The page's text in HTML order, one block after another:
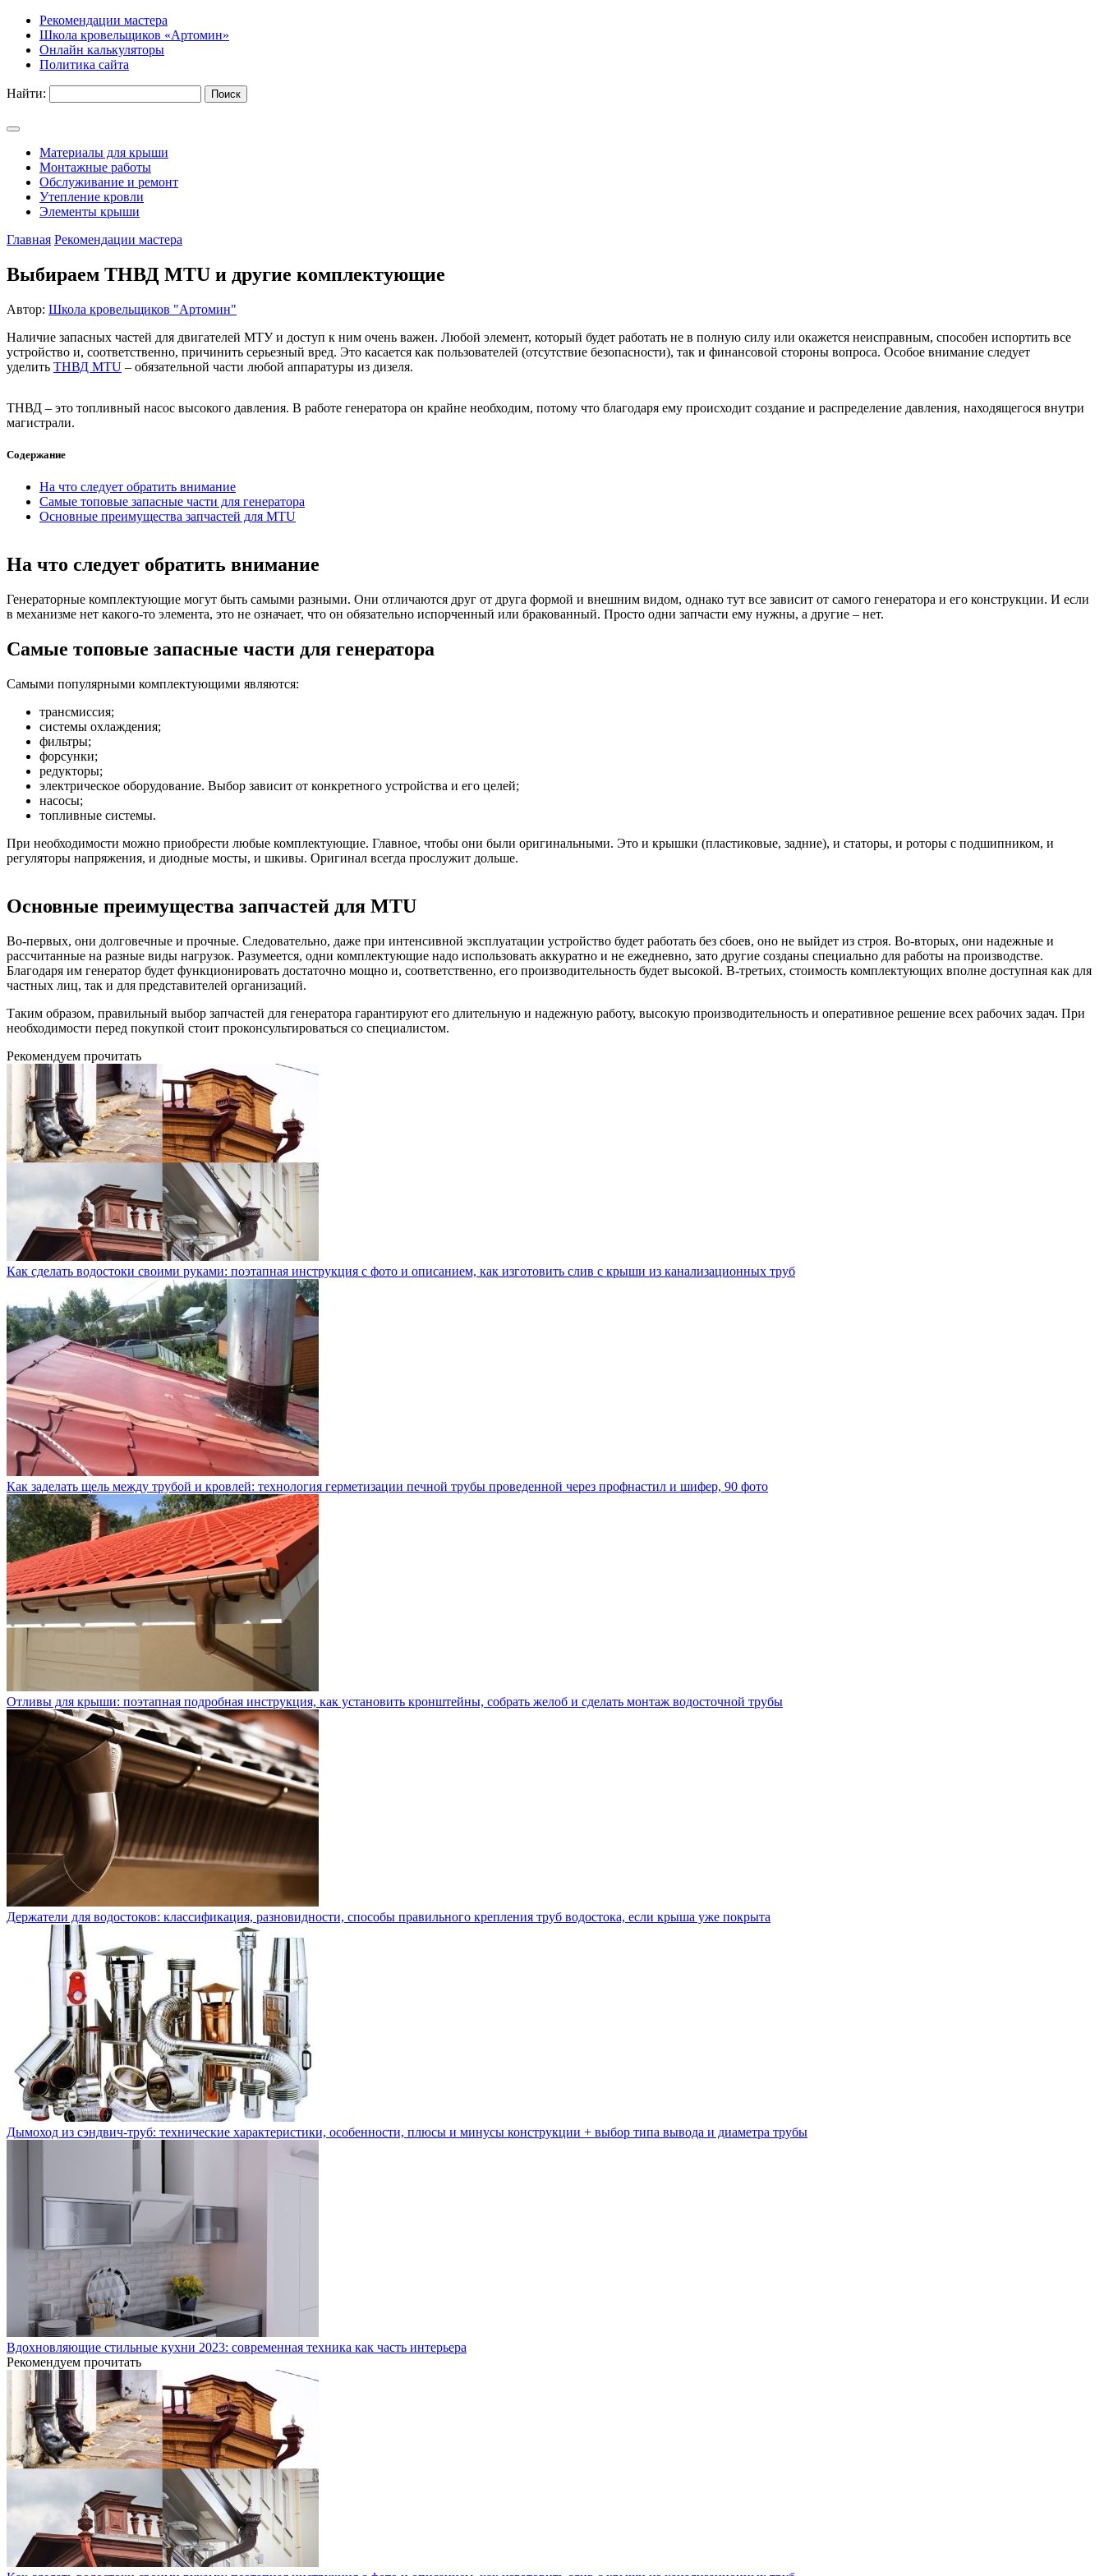
Рекомендации мастера
Школа кровельщиков «Артомин»
Онлайн калькуляторы
Политика сайта
Найти:
Материалы для крыши
Монтажные работы
Обслуживание и ремонт
Утепление кровли
Элементы крыши
Главная Рекомендации мастера
Выбираем ТНВД MTU и другие комплектующие
Автор: Школа кровельщиков "Артомин"
Наличие запасных частей для двигателей МТУ и доступ к ним очень важен. Любой элемент, который будет работать не в полную силу или окажется неисправным, способен испортить все
устройство и, соответственно, причинить серьезный вред. Это касается как пользователей (отсутствие безопасности), так и финансовой стороны вопроса. Особое внимание следует
уделить ТНВД MTU – обязательной части любой аппаратуры из дизеля.
ТНВД – это топливный насос высокого давления. В работе генератора он крайне необходим, потому что благодаря ему происходит создание и распределение давления, находящегося внутри
магистрали.
Содержание
На что следует обратить внимание
Самые топовые запасные части для генератора
Основные преимущества запчастей для MTU
На что следует обратить внимание
Генераторные комплектующие могут быть самыми разными. Они отличаются друг от друга формой и внешним видом, однако тут все зависит от самого генератора и его конструкции. И если
в механизме нет какого-то элемента, это не означает, что он обязательно испорченный или бракованный. Просто одни запчасти ему нужны, а другие – нет.
Самые топовые запасные части для генератора
Самыми популярными комплектующими являются:
трансмиссия;
системы охлаждения;
фильтры;
форсунки;
редукторы;
электрическое оборудование. Выбор зависит от конкретного устройства и его целей;
насосы;
топливные системы.
При необходимости можно приобрести любые комплектующие. Главное, чтобы они были оригинальными. Это и крышки (пластиковые, задние), и статоры, и роторы с подшипником, и
регуляторы напряжения, и диодные мосты, и шкивы. Оригинал всегда прослужит дольше.
Основные преимущества запчастей для MTU
Во-первых, они долговечные и прочные. Следовательно, даже при интенсивной эксплуатации устройство будет работать без сбоев, оно не выйдет из строя. Во-вторых, они надежные и
рассчитанные на разные виды нагрузок. Разумеется, одни комплектующие надо использовать аккуратно и не ежедневно, зато другие созданы специально для работы на производстве.
Благодаря им генератор будет функционировать достаточно мощно и, соответственно, его производительность будет высокой. В-третьих, стоимость комплектующих вполне доступная как для
частных лиц, так и для представителей организаций.
Таким образом, правильный выбор запчастей для генератора гарантируют его длительную и надежную работу, высокую производительность и оперативное решение всех рабочих задач. При
необходимости перед покупкой стоит проконсультироваться со специалистом.
Рекомендуем прочитать
Как сделать водостоки своими руками: поэтапная инструкция с фото и описанием, как изготовить слив с крыши из канализационных труб
Как заделать щель между трубой и кровлей: технология герметизации печной трубы проведенной через профнастил и шифер, 90 фото
Отливы для крыши: поэтапная подробная инструкция, как установить кронштейны, собрать желоб и сделать монтаж водосточной трубы
Держатели для водостоков: классификация, разновидности, способы правильного крепления труб водостока, если крыша уже покрыта
Дымоход из сэндвич-труб: технические характеристики, особенности, плюсы и минусы конструкции + выбор типа вывода и диаметра трубы
Вдохновляющие стильные кухни 2023: современная техника как часть интерьера
Рекомендуем прочитать